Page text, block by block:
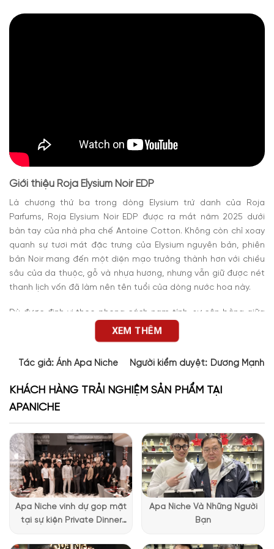
Giới thiệu Roja Elysium Noir EDP
Là chương thứ ba trong dòng Elysium trứ danh của Roja
Parfums, Roja Elysium Noir EDP được ra mắt năm 2025 dưới
bàn tay của nhà pha chế Antoine Cotton. Không còn chỉ xoay
quanh sự tươi mát đặc trưng của Elysium nguyên bản, phiên
bản Noir mang đến một diện mạo trưởng thành hơn với chiều
sâu của da thuộc, gỗ và nhựa hương, nhưng vẫn giữ được nét
thanh lịch vốn đã làm nên tên tuổi của dòng nước hoa này.
Dù được định vị theo phong cách nam tính, sự cân bằng giữa
hương trái cây, hoa hồng và gỗ cũng giúp nước hoa unisex
Elysium Noir phù hợp với những ai yêu thích các sáng tạo
thanh lịch, không quá nặng về giới tính.
XEM THÊM
Tác giả: Ánh Apa Niche Người kiểm duyệt: Dương Mạnh
KHÁCH HÀNG TRẢI NGHIỆM SẢN PHẨM TẠI
APANICHE
Apa Niche vinh dự góp mặt
tại sự kiện Private Dinner
Apa Niche Và Những Người
Bạn